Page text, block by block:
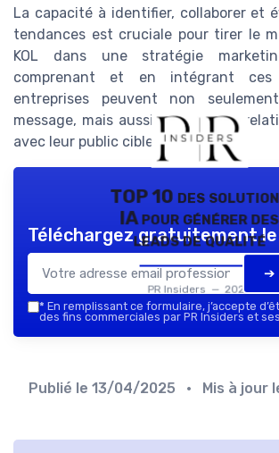
La capacité à identifier, collaborer et
tendances est cruciale pour tirer le
KOL dans une stratégie
comprenant et en intégrant ces
entreprises peuvent non
message, mais aussi assurer une
avec leur public cible.
TOP 10 des
IA pour générer des
leads de qualité
PR Insiders — 2026
Téléchargez gratuitement
➔
* En remplissant ce formulaire, j’accepte
des fins commerciales par PR Insiders et
Publié le 13/04/2025 • Mis à jour